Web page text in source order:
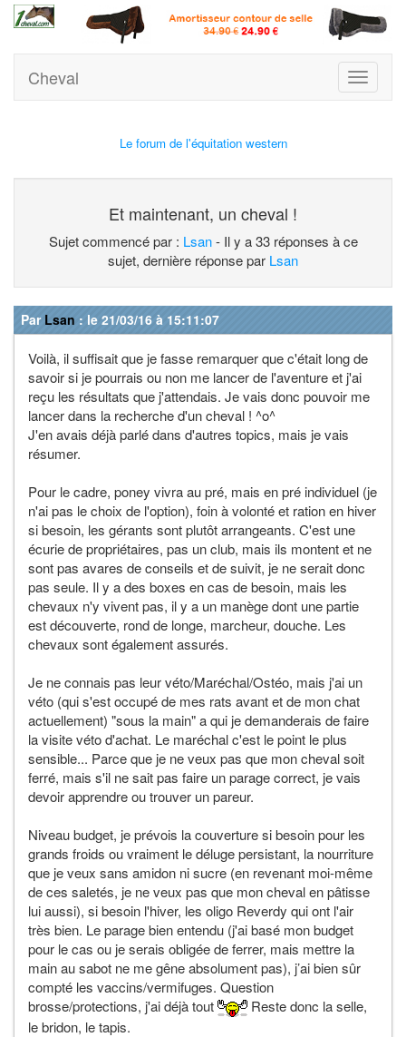
Toggle
Cheval
Le forum de l'équitation western
Et maintenant, un cheval !
Sujet commencé par : Lsan- Il y a 33 réponses à ce
sujet, dernière réponse par Lsan
Par Lsan : le 21/03/16 à 15:11:07
Voilà, il suffisait que je fasse remarquer que c'était long de
savoir si je pourrais ou non me lancer de l'aventure et j'ai
reçu les résultats que j'attendais. Je vais donc pouvoir me
lancer dans la recherche d'un cheval ! ^o^
J'en avais déjà parlé dans d'autres topics, mais je vais
résumer.
Pour le cadre, poney vivra au pré, mais en pré individuel (je
n'ai pas le choix de l'option), foin à volonté et ration en hiver
si besoin, les gérants sont plutôt arrangeants. C'est une
écurie de propriétaires, pas un club, mais ils montent et ne
sont pas avares de conseils et de suivit, je ne serait donc
pas seule. Il y a des boxes en cas de besoin, mais les
chevaux n'y vivent pas, il y a un manège dont une partie
est découverte, rond de longe, marcheur, douche. Les
chevaux sont également assurés.
Je ne connais pas leur véto/Maréchal/Ostéo, mais j'ai un
véto (qui s'est occupé de mes rats avant et de mon chat
actuellement) "sous la main" a qui je demanderais de faire
la visite véto d'achat. Le maréchal c'est le point le plus
sensible... Parce que je ne veux pas que mon cheval soit
ferré, mais s'il ne sait pas faire un parage correct, je vais
devoir apprendre ou trouver un pareur.
Niveau budget, je prévois la couverture si besoin pour les
grands froids ou vraiment le déluge persistant, la nourriture
que je veux sans amidon ni sucre (en revenant moi-même
de ces saletés, je ne veux pas que mon cheval en pâtisse
lui aussi), si besoin l'hiver, les oligo Reverdy qui ont l'air
très bien. Le parage bien entendu (j'ai basé mon budget
pour le cas ou je serais obligée de ferrer, mais mettre la
main au sabot ne me gêne absolument pas), j’ai bien sûr
compté les vaccins/vermifuges. Question
brosse/protections, j'ai déjà tout
Reste donc la selle,
le bridon, le tapis.